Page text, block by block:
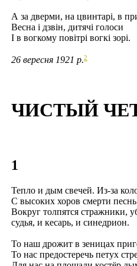
А за дверми, на цвинтарi, в
Весна i дзвiн, дитячi голоси
I в вогкому повiтрi вогкi зорi.
26 вересня 1921 р.2
ЧИСТЫЙ
1
Тепло и дым свечей. Из-за
С высоких хоров смерти песнь
Вокруг толпятся стражники,
судья, и кесарь, и синедрион.
То наш дрожит в зеницах
То нас предостеречь петух